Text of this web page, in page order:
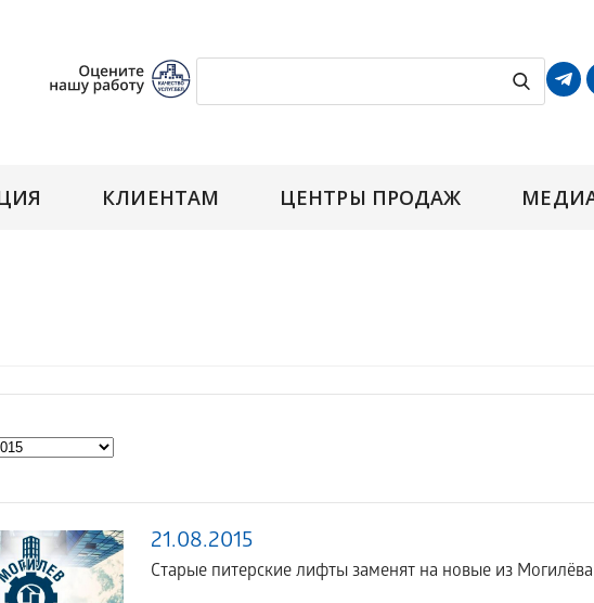
КЛИЕНТАМ ЦЕНТРЫ ПРОДАЖ
21.08.2015
Старые питерские лифты заменят на новые из Могилёва